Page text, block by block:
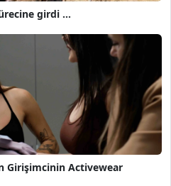
girdi ...
Girişimcinin Activewear